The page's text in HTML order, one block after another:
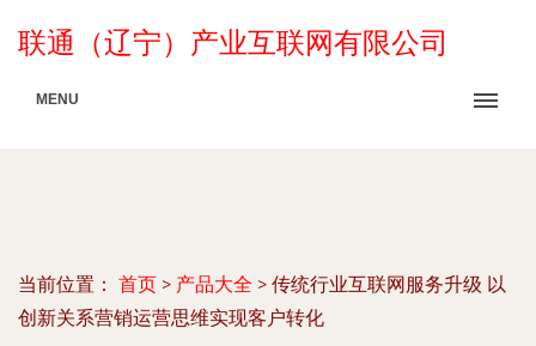
联通（辽宁）产业互联网有限公司
MENU
当前位置： 首页 > 产品大全 > 传统行业互联网服务升级 以
创新关系营销运营思维实现客户转化